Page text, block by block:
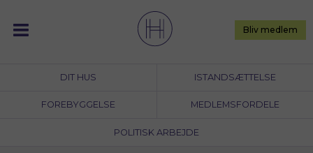
content
DIT HUS ISTANDSÆTTELSE
FOREBYGGELSE MEDLEMSFORDELE
POLITISK ARBEJDE
Bliv medlem